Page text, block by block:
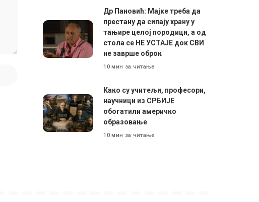
Др Пановић: Мајке треба да
престану да сипају храну у
тањире целој породици, а од
стола се НЕ УСТАЈЕ док СВИ
не заврше оброк
10 мин за читање
Како су учитељи, професори,
научници из СРБИЈЕ
обогатили америчко
образовање
10 мин за читање